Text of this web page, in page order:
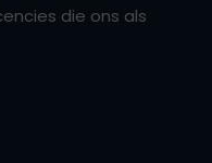
die ons als